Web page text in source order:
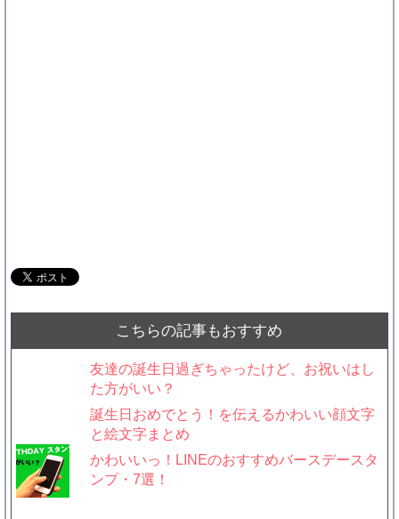
こちらの記事もおすすめ
友達の誕生日過ぎちゃったけど、お祝いはし
た方がいい？
誕生日おめでとう！を伝えるかわいい顔文字
と絵文字まとめ
かわいいっ！LINEのおすすめバースデースタ
ンプ・7選！